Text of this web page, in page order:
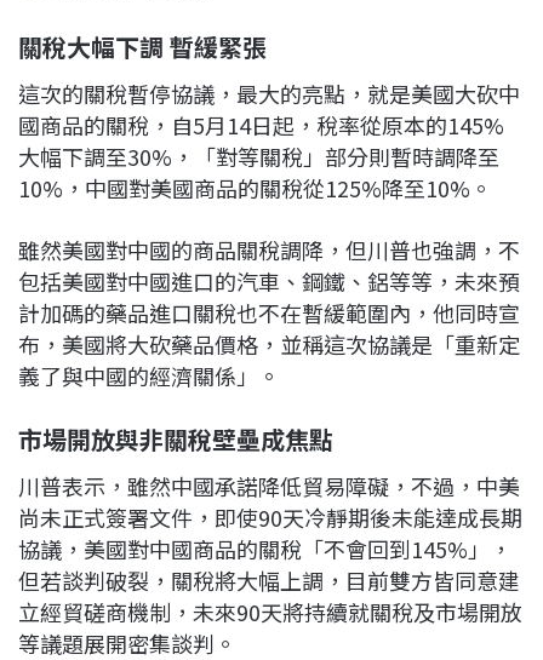
關稅大幅下調 暫緩緊張
這次的關稅暫停協議，最大的亮點，就是美國大砍中
國商品的關稅，自5月14日起，稅率從原本的145%
大幅下調至30%，「對等關稅」部分則暫時調降至
10%，中國對美國商品的關稅從125%降至10%。
雖然美國對中國的商品關稅調降，但川普也強調，不
包括美國對中國進口的汽車、鋼鐵、鋁等等，未來預
計加碼的藥品進口關稅也不在暫緩範圍內，他同時宣
布，美國將大砍藥品價格，並稱這次協議是「重新定
義了與中國的經濟關係」。
市場開放與非關稅壁壘成焦點
川普表示，雖然中國承諾降低貿易障礙，不過，中美
尚未正式簽署文件，即使90天冷靜期後未能達成長期
協議，美國對中國商品的關稅「不會回到145%」，
但若談判破裂，關稅將大幅上調，目前雙方皆同意建
立經貿磋商機制，未來90天將持續就關稅及市場開放
等議題展開密集談判。